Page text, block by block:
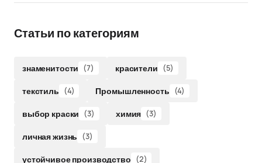
Статьи по категориям
знаменитости (7) красители (5)
текстиль (4) Промышленность (4)
выбор краски (3) химия (3)
личная жизнь (3)
устойчивое производство (2)